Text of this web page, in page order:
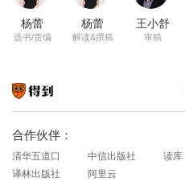
杨蕾
选书/责编
杨蕾
解读&撰稿
王小舒
审稿
合作伙伴：
清华五道口 中信出版社 读库
译林出版社
阿里云